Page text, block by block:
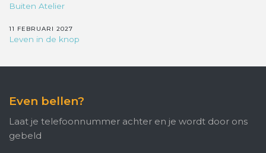
Buiten Atelier
11 FEBRUARI 2027
Leven in de knop
Even bellen?
Laat je telefoonnummer achter en je wordt door ons
gebeld